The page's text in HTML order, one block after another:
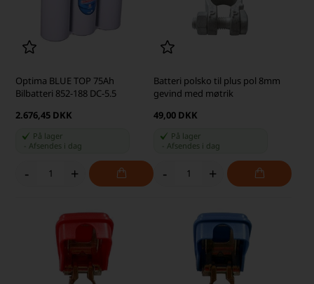
Optima BLUE TOP 75Ah
Bilbatteri 852-188 DC-5.5
2.676,45 DKK
På lager
Afsendes i dag
- +
Batteri polsko til plus pol 8mm
gevind med møtrik
49,00 DKK
På lager
Afsendes i dag
- +